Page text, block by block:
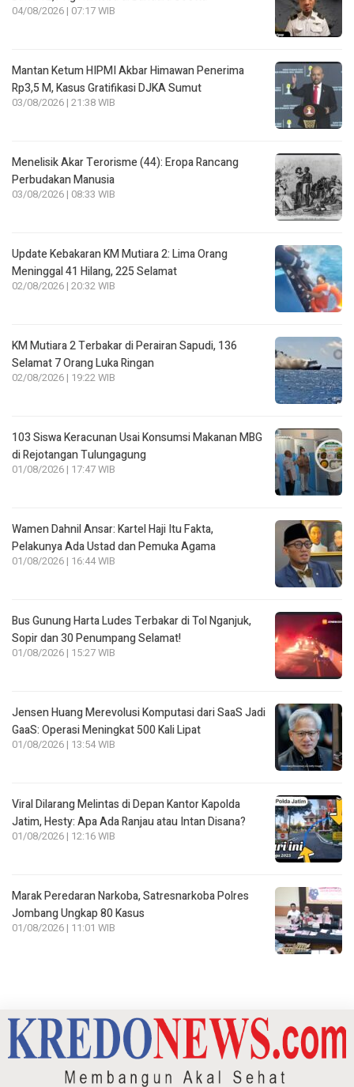
04/08/2026 | 07:17 WIB
Mantan Ketum HIPMI Akbar Himawan Penerima
Rp3,5 M, Kasus Gratifikasi DJKA Sumut
03/08/2026 | 21:38 WIB
Menelisik Akar Terorisme (44): Eropa Rancang
Perbudakan Manusia
03/08/2026 | 08:33 WIB
Update Kebakaran KM Mutiara 2: Lima Orang
Meninggal 41 Hilang, 225 Selamat
02/08/2026 | 20:32 WIB
KM Mutiara 2 Terbakar di Perairan Sapudi, 136
Selamat 7 Orang Luka Ringan
02/08/2026 | 19:22 WIB
103 Siswa Keracunan Usai Konsumsi Makanan MBG
di Rejotangan Tulungagung
01/08/2026 | 17:47 WIB
Wamen Dahnil Ansar: Kartel Haji Itu Fakta,
Pelakunya Ada Ustad dan Pemuka Agama
01/08/2026 | 16:44 WIB
Bus Gunung Harta Ludes Terbakar di Tol Nganjuk,
Sopir dan 30 Penumpang Selamat!
01/08/2026 | 15:27 WIB
Jensen Huang Merevolusi Komputasi dari SaaS Jadi
GaaS: Operasi Meningkat 500 Kali Lipat
01/08/2026 | 13:54 WIB
Viral Dilarang Melintas di Depan Kantor Kapolda
Jatim, Hesty: Apa Ada Ranjau atau Intan Disana?
01/08/2026 | 12:16 WIB
Marak Peredaran Narkoba, Satresnarkoba Polres
Jombang Ungkap 80 Kasus
01/08/2026 | 11:01 WIB